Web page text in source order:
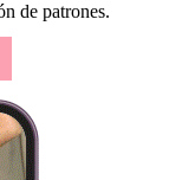
de patrones.